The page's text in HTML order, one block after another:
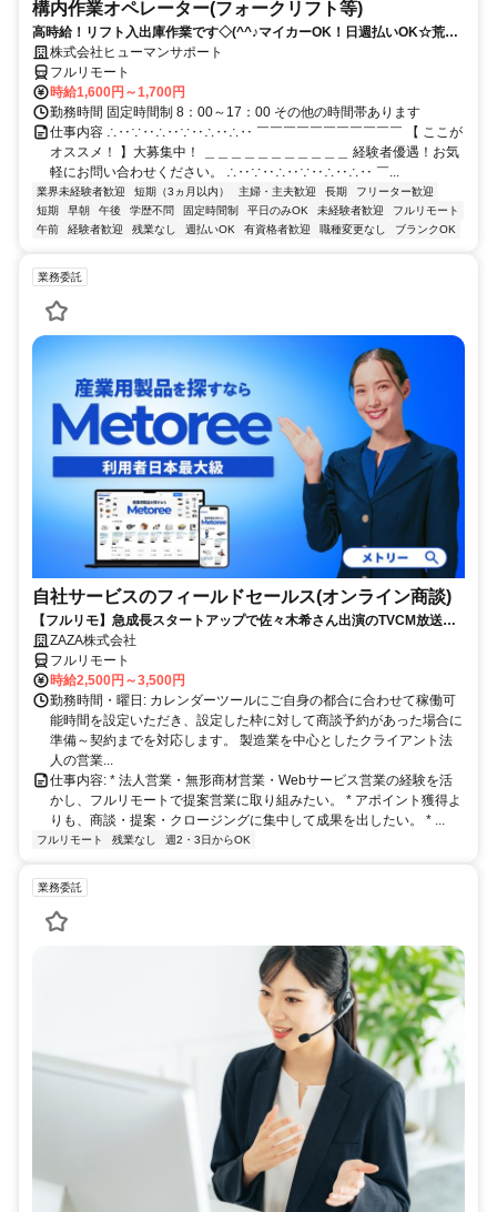
構内作業オペレーター(フォークリフト等)
高時給！リフト入出庫作業です◇(^^♪マイカーOK！日週払いOK☆荒本
駅★【シゴト№0619】
株式会社ヒューマンサポート
フルリモート
時給1,600円～1,700円
勤務時間 固定時間制 8：00～17：00 その他の時間帯あります
仕事内容 ∴‥∵‥∴‥∵‥∴‥∴‥ ￣￣￣￣￣￣￣￣￣￣￣ 【 ここが
オススメ！ 】大募集中！ ＿＿＿＿＿＿＿＿＿＿＿ 経験者優遇！お気
軽にお問い合わせください。 ∴‥∵‥∴‥∵‥∴‥∴‥ ￣...
業界未経験者歓迎 短期（3ヵ月以内） 主婦・主夫歓迎 長期
フリーター歓迎
短期
早朝 午後 学歴不問 固定時間制 平日のみOK 未経験者歓迎
フルリモート
午前
経験者歓迎 残業なし 週払いOK 有資格者歓迎 職種変更なし ブランクOK
業務委託
自社サービスのフィールドセールス(オンライン商談)
【フルリモ】急成長スタートアップで佐々木希さん出演のTVCM放送中
の自社プロダクトを提案◎顧客課題の解決が得意な方急募│20～40代ま
で幅広く活躍
ZAZA株式会社
フルリモート
時給2,500円～3,500円
勤務時間・曜日: カレンダーツールにご自身の都合に合わせて稼働可
能時間を設定いただき、設定した枠に対して商談予約があった場合に
準備～契約までを対応します。 製造業を中心としたクライアント法
人の営業...
仕事内容: * 法人営業・無形商材営業・Webサービス営業の経験を活
かし、フルリモートで提案営業に取り組みたい。 * アポイント獲得よ
りも、商談・提案・クロージングに集中して成果を出したい。 * ...
フルリモート 残業なし 週2・3日からOK
業務委託